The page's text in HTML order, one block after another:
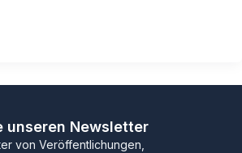
unseren Newsletter
von Veröffentlichungen,